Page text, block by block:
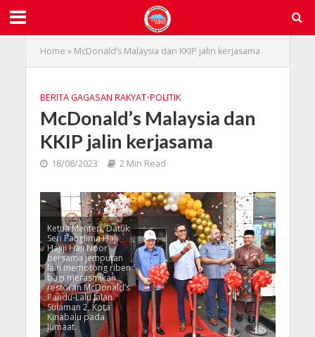
Home » McDonald’s Malaysia dan KKIP jalin kerjasama
BERITA GAGASAN RAKYAT•POLITIK
McDonald’s Malaysia dan
KKIP jalin kerjasama
18/08/2023 2 Min Read
Ketua Menteri, Datuk
Seri Panglima Haji
Hajiji Haji Noor
bersama jemputan
lain memotong riben
bagi merasmikan
restoran McDonald’s
Pandu-Lalu Jalan
Sulaman 2, Kota
Kinabalu pada
Jumaat.